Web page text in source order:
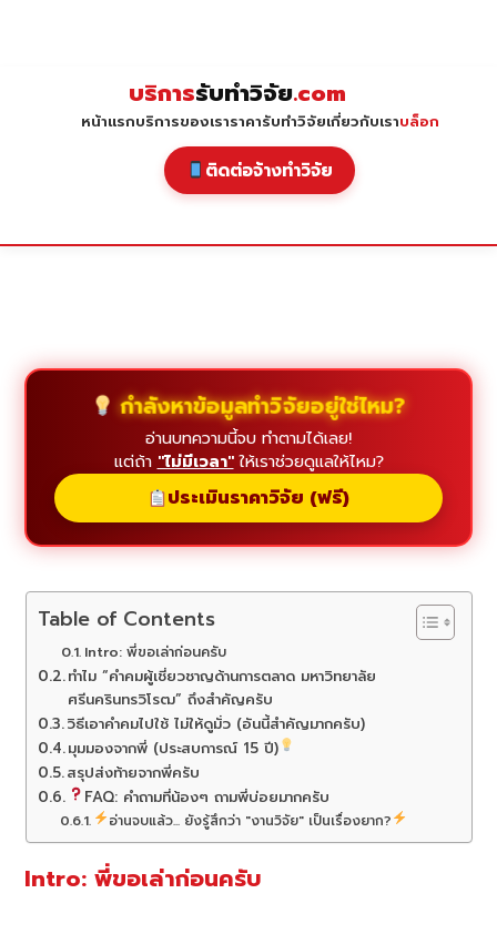
บริการรับทำวิจัย.com
หน้าแรกบริการของเราราคารับทำวิจัยเกี่ยวกับเราบล็อก
ติดต่อจ้างทำวิจัย
กำลังหาข้อมูลทำวิจัยอยู่ใช่ไหม?
อ่านบทความนี้จบ ทำตามได้เลย!
แต่ถ้า "ไม่มีเวลา"ให้เราช่วยดูแลให้ไหม?
ประเมินราคาวิจัย (ฟรี)
Table of Contents
Intro: พี่ขอเล่าก่อนครับ
ทำไม “คำคมผู้เชี่ยวชาญด้านการตลาด มหาวิทยาลัย
ศรีนครินทรวิโรฒ” ถึงสำคัญครับ
วิธีเอาคำคมไปใช้ ไม่ให้ดูมั่ว (อันนี้สำคัญมากครับ)
มุมมองจากพี่ (ประสบการณ์ 15 ปี)
สรุปส่งท้ายจากพี่ครับ
FAQ: คำถามที่น้องๆ ถามพี่บ่อยมากครับ
อ่านจบแล้ว... ยังรู้สึกว่า "งานวิจัย" เป็นเรื่องยาก?
Intro: พี่ขอเล่าก่อนครับ